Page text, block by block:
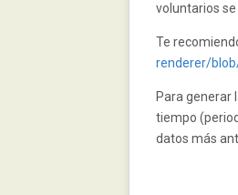
voluntarios se
Te
renderer/
Para generar
tiempo
datos más